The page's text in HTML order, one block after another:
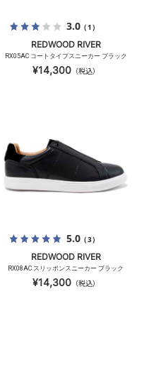
3.0（1）
REDWOOD RIVER
RX05AC コートタイプスニーカー ブラック
¥14,300（税込）
5.0（3）
REDWOOD RIVER
RX08AC スリッポンスニーカー ブラック
¥14,300（税込）